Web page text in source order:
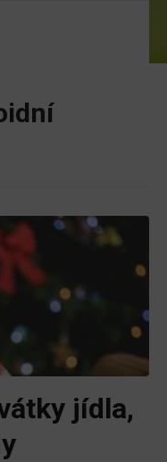
jídla,